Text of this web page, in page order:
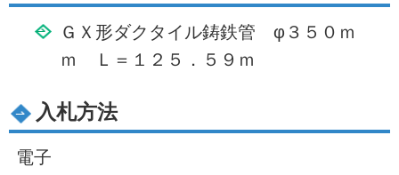
ＧＸ形ダクタイル鋳鉄管 φ３５０ｍ
ｍ Ｌ＝１２５．５９ｍ
入札方法
電子